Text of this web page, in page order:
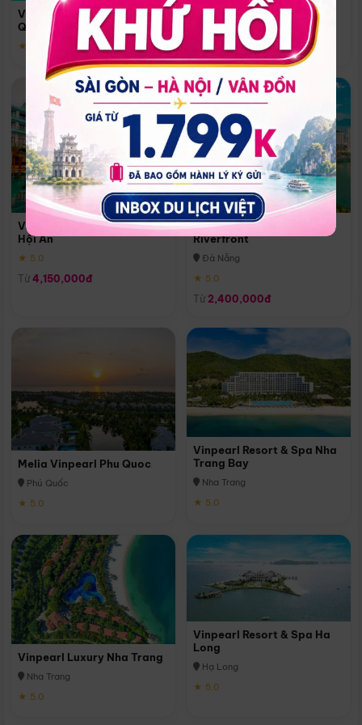
Vinpearl Resort & Spa Phu
Quoc
★ 5.0
Quoc
Phú Quốc
★ 5.0
Vinpearl Resort & Golf Nam
Hội An
★ 5.0
Từ 4,150,000đ
Melia Vinpearl Danang
Riverfront
Đà Nẵng
★ 5.0
Từ 2,400,000đ
Melia Vinpearl Phu Quoc
Phú Quốc
★ 5.0
Vinpearl Resort & Spa Nha
Trang Bay
Nha Trang
★ 5.0
Vinpearl Luxury Nha Trang
Nha Trang
★ 5.0
Vinpearl Resort & Spa Ha
Long
Hạ Long
★ 5.0